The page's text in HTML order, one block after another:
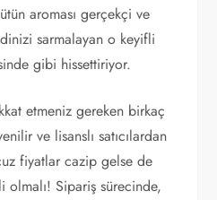
aroması gerçekçi ve
sarmalayan o keyifli
gibi hissettiriyor.
etmeniz gereken birkaç
ve lisanslı satıcılardan
fiyatlar cazip gelse de
olmalı! Sipariş sürecinde,